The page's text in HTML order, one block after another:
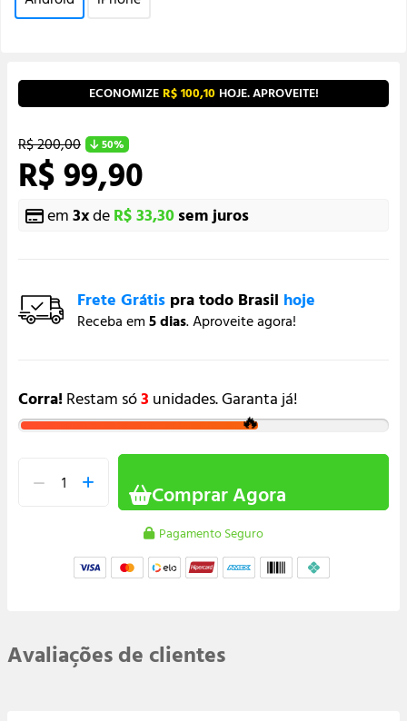
ECONOMIZE R$ 100,10 HOJE. APROVEITE!
R$ 200,00 50%
R$ 99,90
em 3xde R$ 33,30 sem juros
Frete Grátis pra todo Brasil hoje
Receba em 5 dias. Aproveite agora!
Corra! Restam só3 unidades. Garanta já!
🔥
Comprar Agora
Pagamento Seguro
Avaliações de clientes